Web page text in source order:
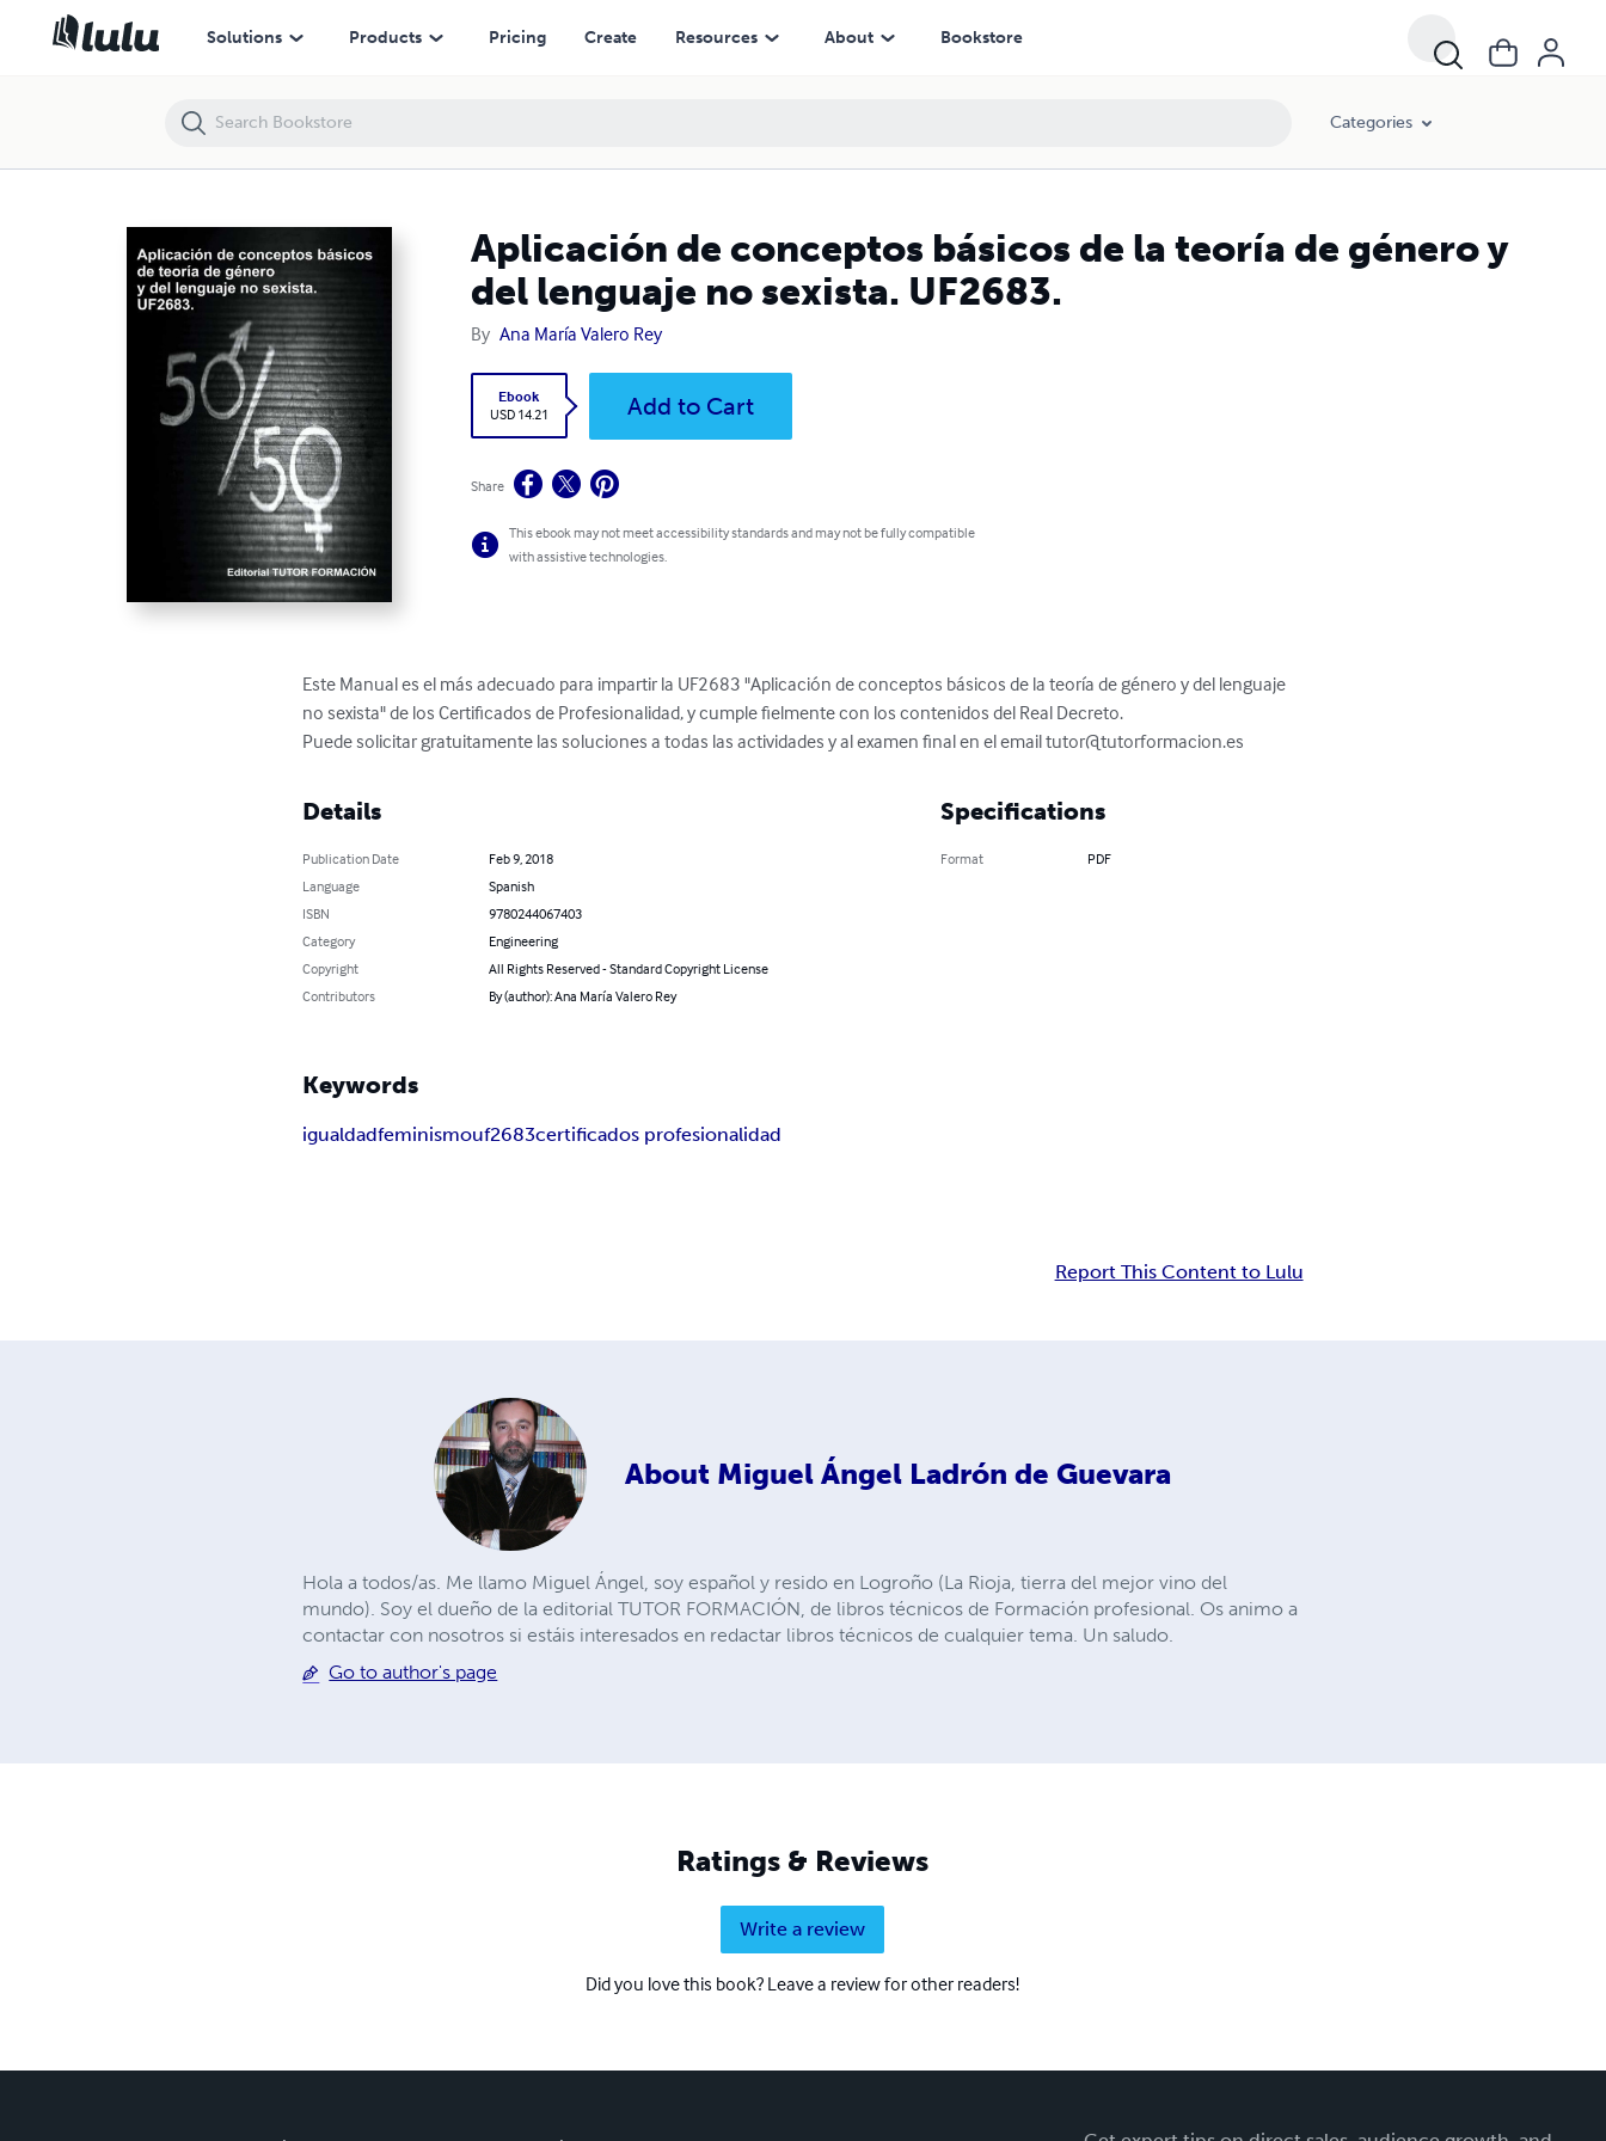
Solutions Products Pricing Create Resources About Bookstore
Categories
Aplicación de conceptos básicos de la teoría de género y
del lenguaje no sexista. UF2683.
By Ana María Valero Rey
Ebook
USD 14.21
Add to Cart
Share
This ebook may not meet accessibility standards and may not be fully compatible
with assistive technologies.
Este Manual es el más adecuado para impartir la UF2683 "Aplicación de conceptos básicos de la teoría de género y del lenguaje
no sexista" de los Certificados de Profesionalidad, y cumple fielmente con los contenidos del Real Decreto.
Puede solicitar gratuitamente las soluciones a todas las actividades y al examen final en el email tutor@tutorformacion.es
Details
Publication Date
Feb 9, 2018
Language
Spanish
ISBN
9780244067403
Category
Engineering
Copyright
All Rights Reserved - Standard Copyright License
Contributors
By (author): Ana María Valero Rey
Specifications
Format PDF
Keywords
igualdadfeminismouf2683certificados profesionalidad
Report This Content to Lulu
About Miguel Ángel Ladrón de Guevara
Hola a todos/as. Me llamo Miguel Ángel, soy español y resido en Logroño (La Rioja, tierra del mejor vino del
mundo). Soy el dueño de la editorial TUTOR FORMACIÓN, de libros técnicos de Formación profesional. Os animo a
contactar con nosotros si estáis interesados en redactar libros técnicos de cualquier tema. Un saludo.
Go to author's page
Ratings & Reviews
Write a review
Did you love this book? Leave a review for other readers!
Aplicación de conceptos básicos de la teoría de género y del lenguaje no sexista. UF2683.